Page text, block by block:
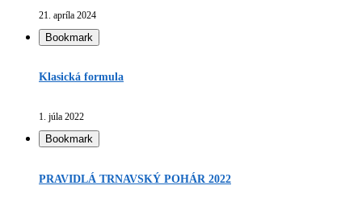
21. apríla 2024
Bookmark
Klasická formula
1. júla 2022
Bookmark
PRAVIDLÁ TRNAVSKÝ POHÁR 2022